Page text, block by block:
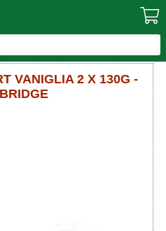
VANIGLIA 2 X 130G -